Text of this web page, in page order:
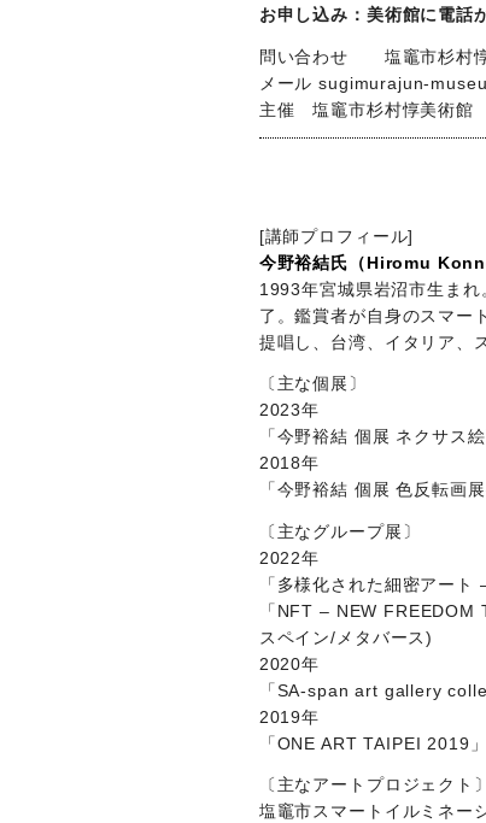
お申し込み：美術館に電話
問い合わせ 塩竈市杉村
メール sugimurajun-
主催 塩竈市杉村惇美術館
[講師プロフィール]
今野裕結氏（Hiromu
1993年宮城県岩沼市生ま
了。鑑賞者が自身のスマー
提唱し、台湾、イタリア、
〔主な個展〕
2023年
「今野裕結 個展 ネクサス
2018年
「今野裕結 個展 色反転
〔主なグループ展〕
2022年
「多様化された細密アー
「NFT – NEW
スペイン/メタバース)
2020年
「SA-span art gallery
2019年
「ONE ART TAIPEI 2019
〔主なアートプロジェクト〕
塩竈市スマートイルミネー